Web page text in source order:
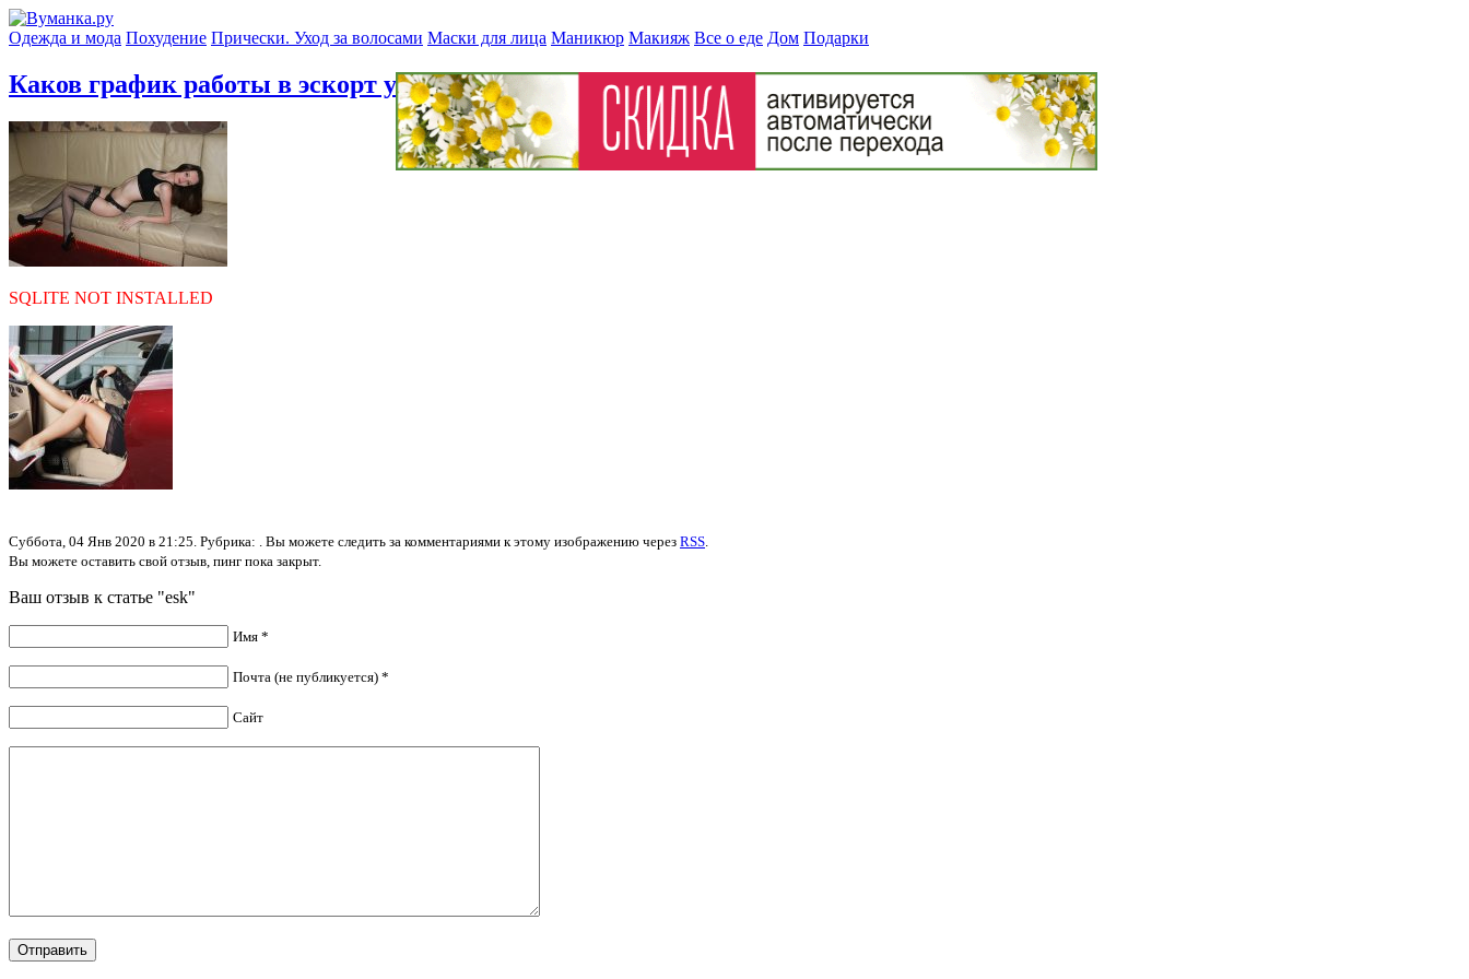
Одежда и мода Похудение Прически. Уход за волосами Маски для лица Маникюр Макияж Все о еде Дом Подарки
Каков график работы в эскорт услугах?» esk
SQLITE NOT INSTALLED
Суббота, 04 Янв 2020 в 21:25. Рубрика: . Вы можете следить за комментариями к этому изображению через RSS
Вы можете оставить свой отзыв, пинг пока закрыт.
Ваш отзыв к статье "esk"
Имя *
Почта (не публикуется) *
Сайт